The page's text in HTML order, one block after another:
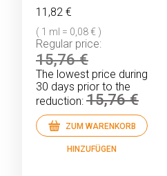
Rosenwasser
11,82 €
( 1 ml = 0,08 € )
Regular price:
15,76 €
The lowest price during
30 days prior to the
reduction: 15,76 €
ZUM WARENKORB
HINZUFÜGEN